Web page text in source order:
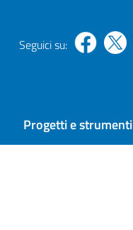
Seguici su:
Progetti e strumenti